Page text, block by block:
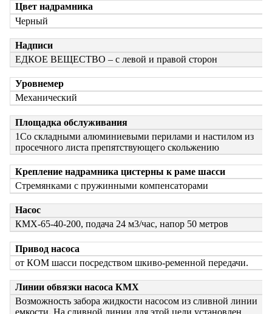
Цвет надрамника
Черный
Надписи
ЕДКОЕ ВЕЩЕСТВО – с левой и правой сторон
Уровнемер
Механический
Площадка обслуживания
1Со складными алюминиевыми перилами и настилом из
просечного листа препятствующего скольжению
Крепление надрамника цистерны к раме шасси
Стремянками с пружинными компенсаторами
Насос
КМХ-65-40-200, подача 24 м3/час, напор 50 метров
Привод насоса
от КОМ шасси посредством шкиво-ременной передачи.
Линии обвязки насоса КМХ
Возможность забора жидкости насосом из сливной линии